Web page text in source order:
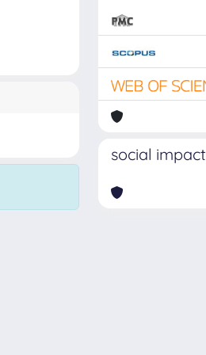
social impact